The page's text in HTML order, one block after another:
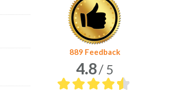
889 Feedback
4.8/ 5